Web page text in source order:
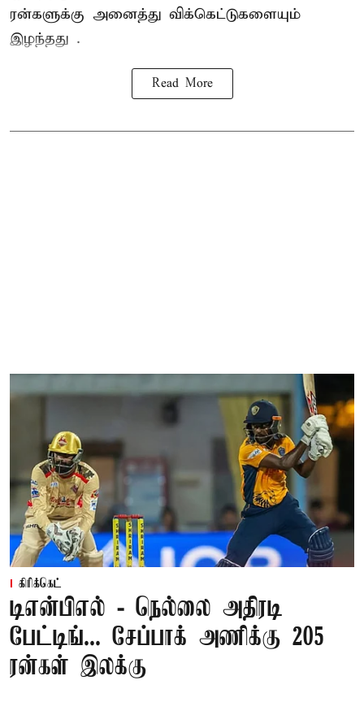
ரன்களுக்கு அனைத்து விக்கெட்டுகளையும்
இழந்தது .
Read More
கிரிக்கெட்
டிஎன்பிஎல் - நெல்லை அதிரடி
பேட்டிங்... சேப்பாக் அணிக்கு 205
ரன்கள் இலக்கு